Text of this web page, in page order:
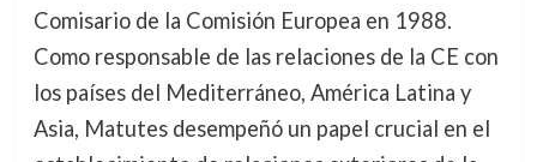
Comisario de la Comisión Europea en 1988.
Como responsable de las relaciones de la CE con
los países del Mediterráneo, América Latina y
Asia, Matutes desempeñó un papel crucial en el